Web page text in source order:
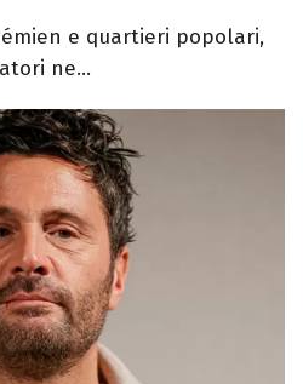
e quartieri popolari,
ne...